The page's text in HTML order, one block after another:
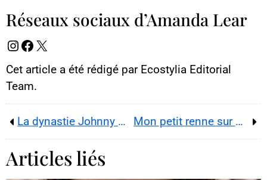
Réseaux sociaux d’Amanda Lear
Cet article a été rédigé par Ecostylia Editorial
Team.
La dynastie Johnny Hallyday continue avec Cameron Mon petit renne sur Netflix, bientôt une série culte ?
Articles liés